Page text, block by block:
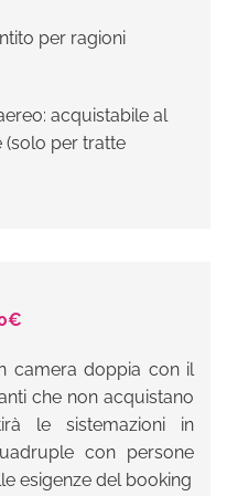
per ragioni
acquistabile al
(solo per tratte
camera doppia con il
che non acquistano
le sistemazioni in
con persone
esigenze del booking